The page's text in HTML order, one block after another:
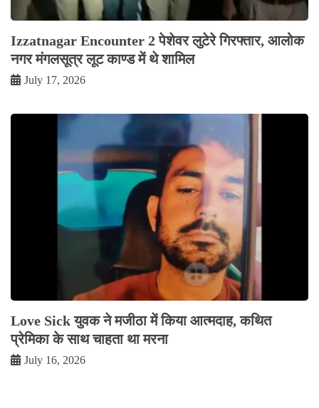
Izzatnagar Encounter 2 पेशेवर लुटेरे गिरफ्तार, आलोक
नगर मंगलसूत्र लूट काण्‍ड में थे शामिल
July 17, 2026
Love Sick युवक ने मजीठा में किया आत्मदाह, कथित
प्रेमिका के साथ चाहता था मरना
July 16, 2026